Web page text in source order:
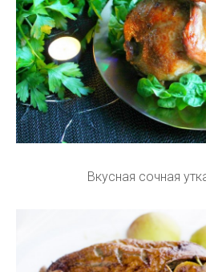
Вкусная сочная